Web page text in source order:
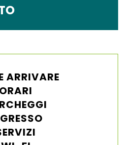
ARRIVARE
ORARI